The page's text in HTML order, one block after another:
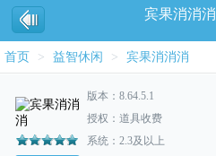
宾果消消消
首页 > 益智休闲 > 宾果消消消
版本：8.64.5.1
授权：道具收费
系统：2.3及以上